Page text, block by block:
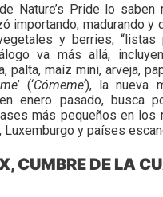
Nature’s Pride lo saben
importando, madurando y
y berries, “listas
va más allá,
palta, maíz mini, arveja,
’ (‘Cómeme’), la nueva
enero pasado, busca
más pequeños en los
Luxemburgo y países
CUMBRE DE LA